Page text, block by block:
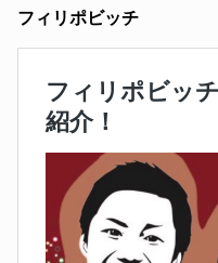
フィリポビッチ